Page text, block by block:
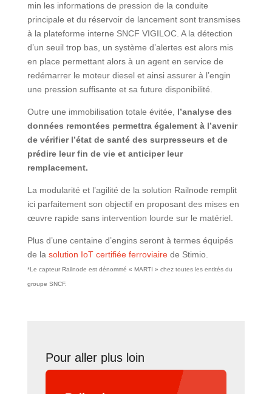
min les informations de pression de la conduite
principale et du réservoir de lancement sont transmises
à la plateforme interne SNCF VIGILOC. A la détection
d’un seuil trop bas, un système d’alertes est alors mis
en place permettant alors à un agent en service de
redémarrer le moteur diesel et ainsi assurer à l’engin
une pression suffisante et sa future disponibilité.
Outre une immobilisation totale évitée, l’analyse des
données remontées permettra également à l’avenir
de vérifier l’état de santé des surpresseurs et de
prédire leur fin de vie et anticiper leur
remplacement.
La modularité et l’agilité de la solution Railnode remplit
ici parfaitement son objectif en proposant des mises en
œuvre rapide sans intervention lourde sur le matériel.
Plus d’une centaine d’engins seront à termes équipés
de la solution IoT certifiée ferroviairede Stimio.
*Le capteur Railnode est dénommé « MARTI » chez toutes les entités du
groupe SNCF.
Pour aller plus loin